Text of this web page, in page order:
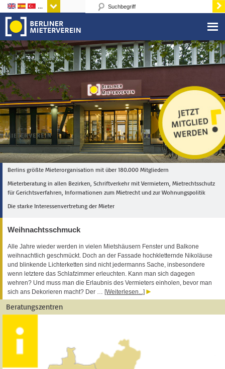
Sprachen
Berlins größte Mieterorganisation mit über 180.000 Mitgliedern
Mieterberatung in allen Bezirken, Schriftverkehr mit Vermietern, Mietrechtsschutz
für Gerichtsverfahren, Informationen zum Mietrecht und zur Wohnungspolitik
Die starke Interessenvertretung der Mieter
Weihnachtsschmuck
Alle Jahre wieder werden in vielen Mietshäusern Fenster und Balkone
weihnachtlich geschmückt. Doch an der Fassade hochkletternde Nikoläuse
und blinkende Lichterketten sind nicht jedermanns Sache, insbesondere
wenn letztere das Schlafzimmer erleuchten. Kann man sich dagegen
wehren? Und muss man die Erlaubnis des Vermieters einholen, bevor man
sich ans Dekorieren macht? Der … [Weiterlesen...]
Beratungszentren